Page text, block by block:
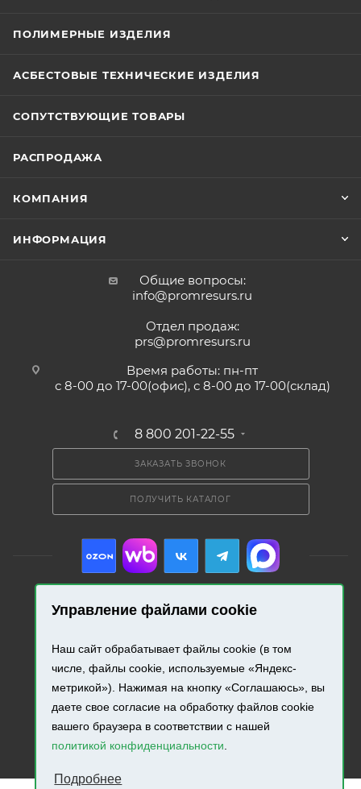
Управление файлами cookie
Наш сайт обрабатывает файлы cookie (в том
числе, файлы cookie, используемые «Яндекс-
метрикой»). Нажимая на кнопку «Соглашаюсь», вы
даете свое согласие на обработку файлов cookie
вашего браузера в соответствии с нашей
политикой конфиденциальности.
Подробнее
ПОЛИМЕРНЫЕ ИЗДЕЛИЯ
АСБЕСТОВЫЕ ТЕХНИЧЕСКИЕ ИЗДЕЛИЯ
СОПУТСТВУЮЩИЕ ТОВАРЫ
РАСПРОДАЖА
КОМПАНИЯ
ИНФОРМАЦИЯ
Общие вопросы:
info@promresurs.ru
Отдел продаж:
prs@promresurs.ru
Время работы: пн-пт
с 8-00 до 17-00(офис), с 8-00 до 17-00(склад)
8 800 201-22-55
ЗАКАЗАТЬ ЗВОНОК
ПОЛУЧИТЬ КАТАЛОГ
Разработка и продвижение сайта.